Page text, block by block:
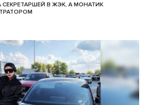
В ЖЭК, А МОНАТИК